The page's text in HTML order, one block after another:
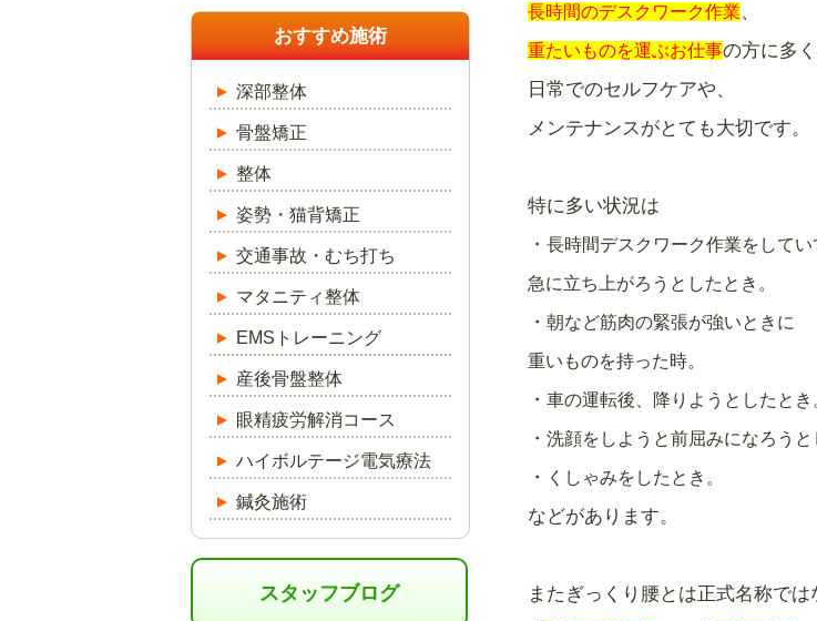
長時間のデスクワーク作業、
重たいものを運ぶお仕事の方に多く
日常でのセルフケアや、
メンテナンスがとても大切です。
特に多い状況は
・ 長時間デスクワーク作業をしてい
急に立ち上がろうとしたとき。
・ 朝など筋肉の緊張が強いときに
重いものを持った時。
・ 車の運転後、降りようとしたとき
・ 洗顔をしようと前屈みになろうと
・ くしゃみをしたとき。
などがあります。
またぎっくり腰とは正式名称では
おすすめ施術
深部整体
骨盤矯正
整体
姿勢・猫背矯正
交通事故・むち打ち
マタニティ整体
EMSトレーニング
産後骨盤整体
眼精疲労解消コース
ハイボルテージ電気療法
鍼灸施術
スタッフブログ